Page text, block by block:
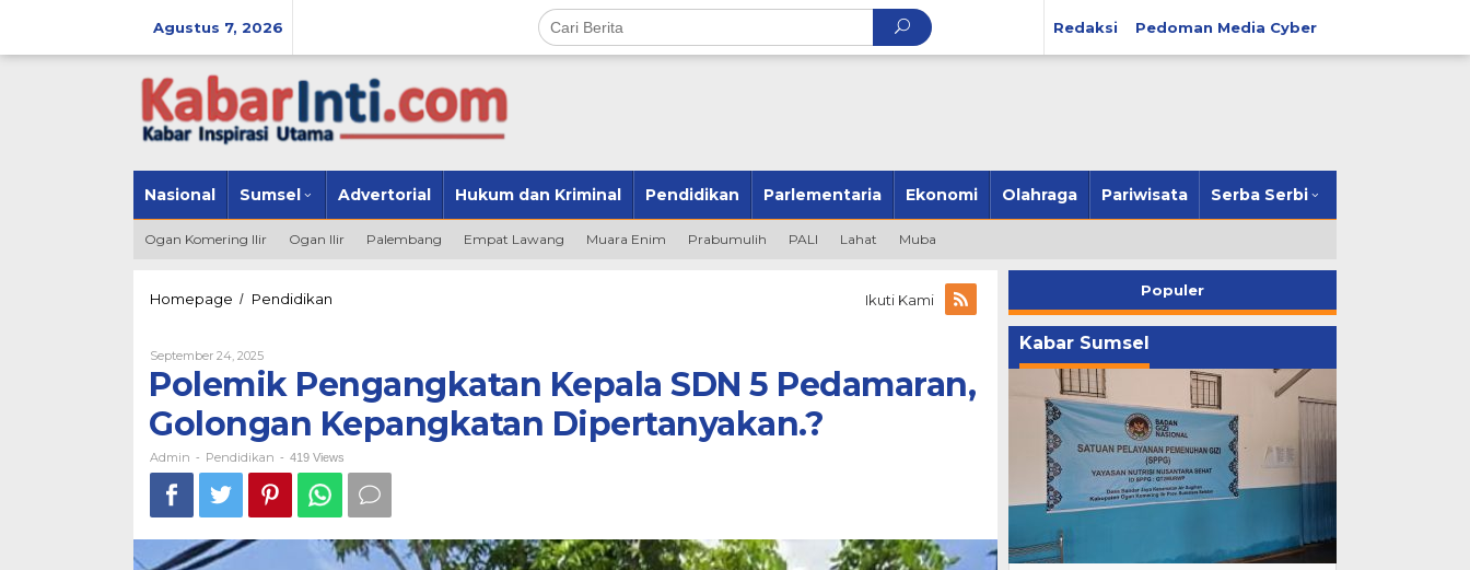
Agustus 7, 2026 Redaksi Pedoman Media Cyber
Nasional Sumsel Advertorial Hukum dan Kriminal Pendidikan Parlementaria Ekonomi Olahraga Pariwisata Serba Serbi
Ogan Komering Ilir Ogan Ilir Palembang Empat Lawang Muara Enim Prabumulih PALI Lahat Muba
Homepage / Pendidikan
5
Pedamaran,
Golongan
Kepangkatan
Dipertanyakan.?
Ikuti Kami
September 24, 2025
Admin
Polemik Pengangkatan Kepala SDN 5 Pedamaran,
Golongan Kepangkatan Dipertanyakan.?
Admin - Pendidikan - 419 Views
Populer
Kabar Sumsel